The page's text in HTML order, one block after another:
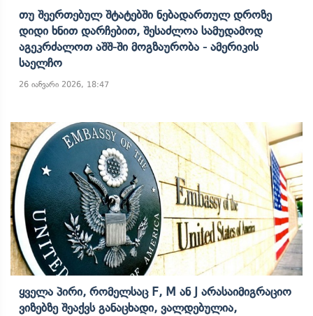
Თუ Შეერთებულ Შტატებში Ნებადართულ Დროზე
Დიდი Ხნით Დარჩებით, Შესაძლოა Სამუდამოდ
Აგეკრძალოთ Აშშ-Ში Მოგზაურობა - Ამერიკის
Საელჩო
26 იანვარი 2026, 18:47
Ყველა Პირი, Რომელსაც F, M Ან J Არასაიმიგრაციო
Ვიზებზე Შეაქვს Განაცხადი, Ვალდებულია,